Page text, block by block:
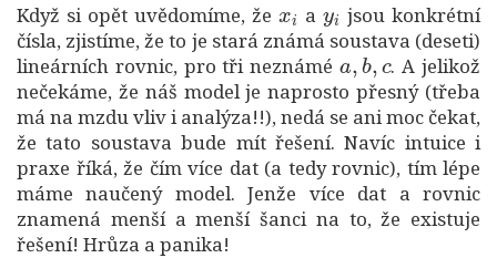
Když si opět uvědomíme, že a
jsou konkrétní
čísla, zjistíme, že to je stará známá soustava (deseti)
lineárních rovnic, pro tři neznámé
a,b,c
. A jelikož
nečekáme, že náš model je naprosto přesný (třeba
má na mzdu vliv i analýza!!), nedá se ani moc čekat,
že tato soustava bude mít řešení. Navíc intuice i
praxe říká, že čím více dat (a tedy rovnic), tím lépe
máme naučený model. Jenže více dat a rovnic
znamená menší a menší šanci na to, že existuje
řešení! Hrůza a panika!